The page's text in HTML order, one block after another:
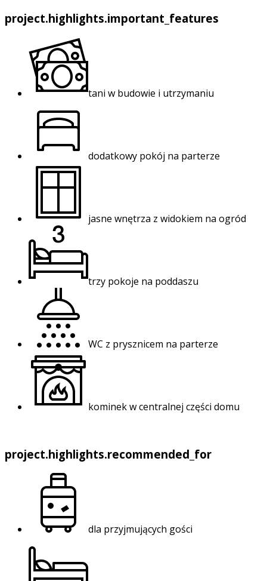
project.highlights.important_features
tani w budowie i utrzymaniu
dodatkowy pokój na parterze
jasne wnętrza z widokiem na ogród
trzy pokoje na poddaszu
WC z prysznicem na parterze
kominek w centralnej części domu
project.highlights.recommended_for
dla przyjmujących gości